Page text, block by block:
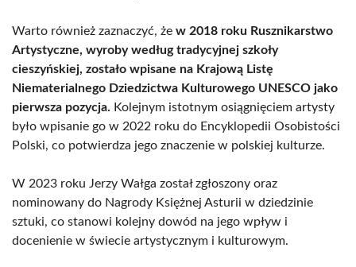
Warto również zaznaczyć, że w 2018 roku Rusznikarstwo
Artystyczne, wyroby według tradycyjnej szkoły
cieszyńskiej, zostało wpisane na Krajową Listę
Niematerialnego Dziedzictwa Kulturowego UNESCO jako
pierwsza pozycja. Kolejnym istotnym osiągnięciem artysty
było wpisanie go w 2022 roku do Encyklopedii Osobistości
Polski, co potwierdza jego znaczenie w polskiej kulturze.
W 2023 roku Jerzy Wałga został zgłoszony oraz
nominowany do Nagrody Księżnej Asturii w dziedzinie
sztuki, co stanowi kolejny dowód na jego wpływ i
docenienie w świecie artystycznym i kulturowym.